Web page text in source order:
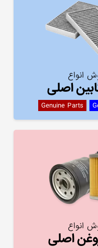
انواع
اصلی
Genuine Parts
انواع
اصلی